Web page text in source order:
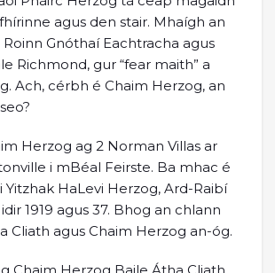
agus den stair. Mhaígh an
Roinn Gnóthaí Eachtracha agus
Richmond, gur “fear maith” a
Ach, cérbh é Chaim Herzog, an
Herzog ag 2 Norman Villas ar
i mBéal Feirste. Ba mhac é
Yitzhak HaLevi Herzog, Ard-Raibí
1919 agus 37. Bhog an chlann
Cliath agus Chaim Herzog an-óg.